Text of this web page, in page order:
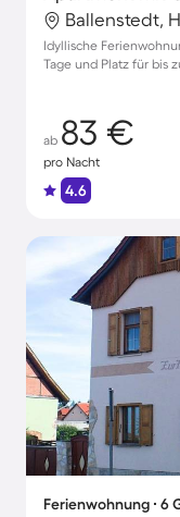
Ballenstedt,
Idyllische
Tage und Platz für bis
ab 83 €
pro Nacht
4.6
Ferienwohnung ∙ 6